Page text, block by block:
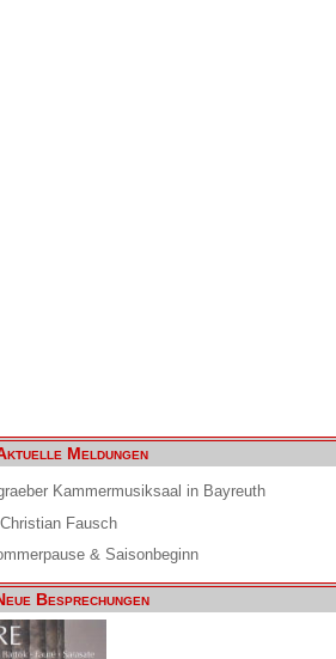
Meldungen
Kammermusiksaal in Bayreuth
Fausch
& Saisonbeginn
Besprechungen